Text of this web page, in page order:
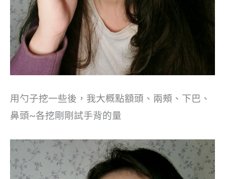
用勺子挖一些後，我大概點額頭、兩頰、下巴、
鼻頭~各挖剛剛試手背的量